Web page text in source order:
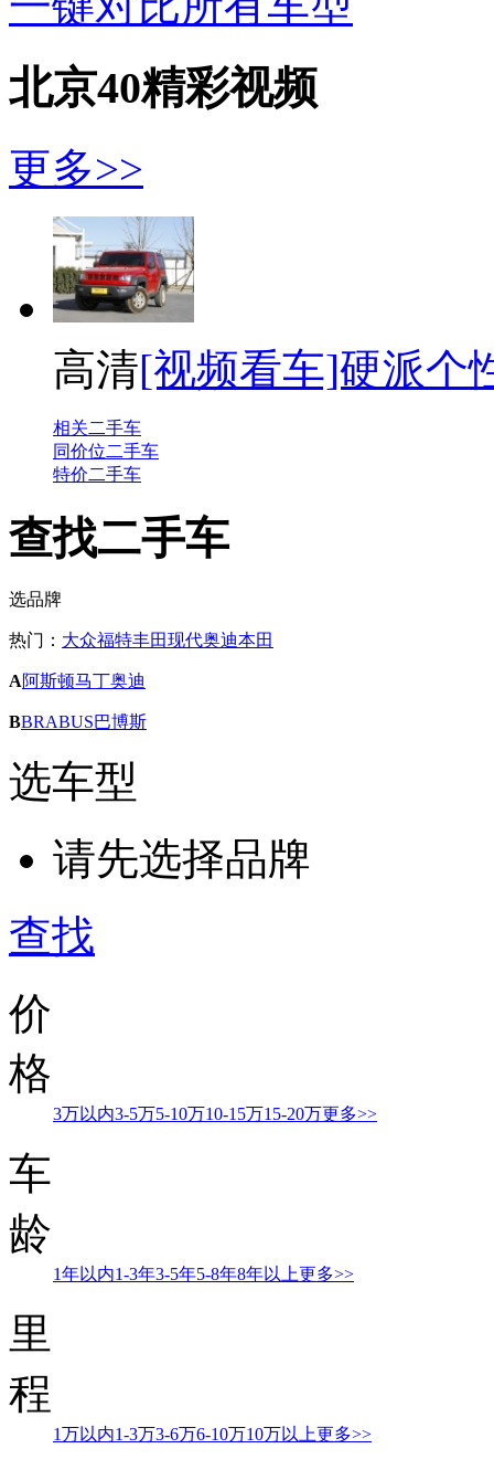
北京40精彩视频
更多>>
高清[视频看车]硬派个
相关二手车
同价位二手车
特价二手车
查找二手车
选品牌
热门： 大众福特丰田现代奥迪本田
A阿斯顿马丁奥迪
BBRABUS巴博斯
选车型
请先选择品牌
查找
价
格
3万以内3-5万5-10万10-15万15-20万更多>>
车
龄
1年以内1-3年3-5年5-8年8年以上更多>>
里
程
1万以内1-3万3-6万6-10万10万以上更多>>